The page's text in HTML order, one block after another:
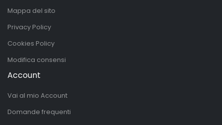
Mappa del sito
Privacy Policy
Cookies Policy
Modifica consensi
Account
Vai al mio Account
Domande frequenti